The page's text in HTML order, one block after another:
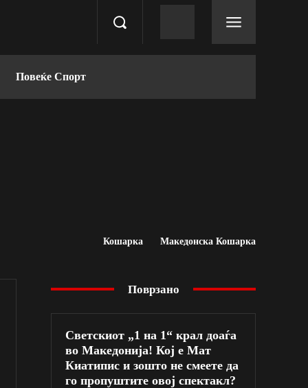
Повеќе Спорт
Кошарка Македонска Кошарка
Поврзано
Светскиот „1 на 1“ крал доаѓа
во Македонија! Кој е Мат
Киатипис и зошто не смеете да
го пропуштите овој спектакл?